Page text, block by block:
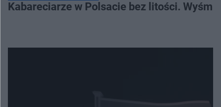
Kabareciarze w Polsacie bez litości.